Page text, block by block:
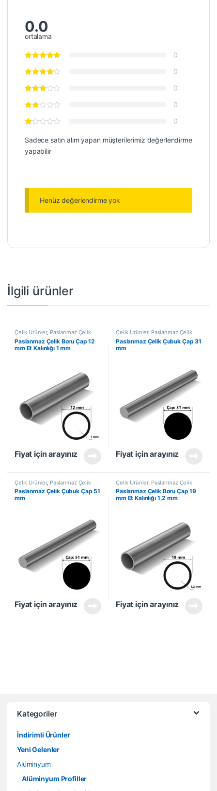
0.0
ortalama
0
0
0
0
0
Sadece satın alım yapan müşterilerimiz değerlendirme
yapabilir
Henüz değerlendirme yok
İlgili ürünler
Çelik Ürünler, Paslanmaz Çelik
Boru
Paslanmaz Çelik Boru Çap 12
mm Et Kalınlığı 1 mm
Fiyat için arayınız
Çelik Ürünler, Paslanmaz Çelik
Çubuk
Paslanmaz Çelik Çubuk Çap 31
mm
Fiyat için arayınız
Çelik Ürünler, Paslanmaz Çelik
Çubuk
Paslanmaz Çelik Çubuk Çap 51
mm
Fiyat için arayınız
Çelik Ürünler, Paslanmaz Çelik
Boru
Paslanmaz Çelik Boru Çap 19
mm Et Kalınlığı 1,2 mm
Fiyat için arayınız
Kategoriler
İndirimli Ürünler
Yeni Gelenler
Alüminyum
Alüminyum Profiller